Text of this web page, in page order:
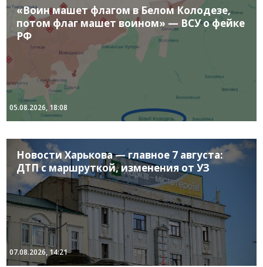
«Воин машет флагом в Белом Колодезе,
потом флаг машет воином» — ВСУ о фейке
РФ
05.08.2026, 18:08
Новости Харькова — главное 7 августа:
ДТП с маршруткой, изменения от УЗ
07.08.2026, 14:21